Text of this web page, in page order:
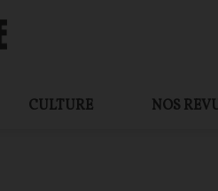
CULTURE NOS